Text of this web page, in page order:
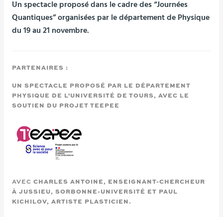
Un spectacle proposé dans le cadre des “Journées
Quantiques” organisées par le département de Physique
du 19 au 21 novembre.
PARTENAIRES :
UN SPECTACLE PROPOSÉ PAR LE DÉPARTEMENT
PHYSIQUE DE L'UNIVERSITÉ DE TOURS, AVEC LE
SOUTIEN DU PROJET TEEPEE
AVEC CHARLES ANTOINE, ENSEIGNANT-CHERCHEUR
À JUSSIEU, SORBONNE-UNIVERSITÉ ET PAUL
KICHILOV, ARTISTE PLASTICIEN.